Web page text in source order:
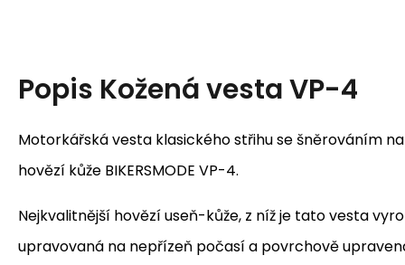
Popis Kožená vesta VP-4
Motorkářská vesta klasického střihu se šněrováním
hovězí kůže BIKERSMODE VP-4.
Nejkvalitnější hovězí useň-kůže, z níž je tato vesta
upravovaná na nepřízeň počasí a povrchově